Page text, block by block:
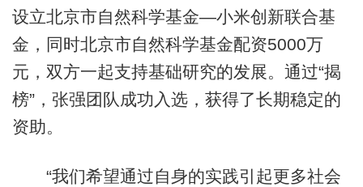
设立北京市自然科学基金—小米创新联合基
金，同时北京市自然科学基金配资5000万
元，双方一起支持基础研究的发展。通过“揭
榜”，张强团队成功入选，获得了长期稳定的
资助。
“我们希望通过自身的实践引起更多社会